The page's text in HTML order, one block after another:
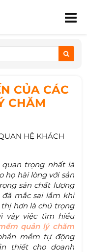
CỦA CÁC
CHĂM
HỆ KHÁCH
trọng nhất là
họ hài lòng với sản
sản chất lượng
mắc sai lầm khi
hơn là chú trọng
vậy việc tìm hiểu
quản lý chăm
mềm tự động
thiết cho doanh